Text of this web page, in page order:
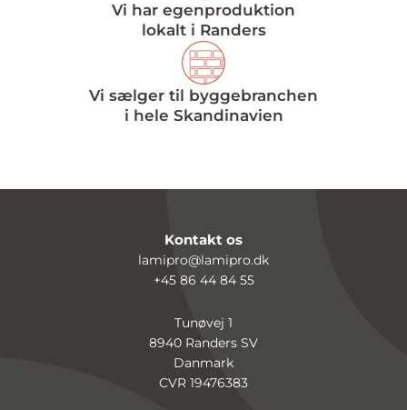
Vi har egenproduktion
lokalt i Randers
Vi sælger til byggebranchen
i hele Skandinavien
Kontakt os
lamipro@lamipro.dk
+45 86 44 84 55
Tunøvej 1
8940 Randers SV
Danmark
CVR 19476383